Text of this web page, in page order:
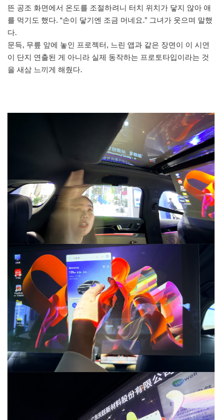
뜬 공조 화면에서 온도를 조절하려니 터치 위치가 닿지 않아 애
를 먹기도 했다. “손이 닿기엔 조금 머네요.” 그녀가 웃으며 말했
다.
문득, 무릎 앞에 놓인 프로젝터, 느린 앱과 같은 장면이 이 시연
이 단지 연출된 게 아니라 실제 동작하는 프로토타입이라는 것
을 새삼 느끼게 해줬다.